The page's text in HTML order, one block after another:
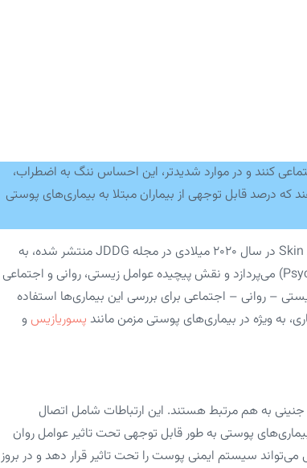
کنند و در موارد شدیدتر، این احساس ننگ به اضطراب،
درصد قابل‌ توجهی از بیماران مبتلا به بیماری‌های پوستی
مقاله‌ای با عنوان Skin And Psychosomatics – Psychodermatology Today در سال ۲۰۲۰ میلادی در مجله JDDG منتشر شده، به
بررسی ارتباط بین پوست و روان در زمینه روان‌ درماتولوژی (Psychodermatology) می‌پردازد و نقش پیچیده عوامل زیستی، روانی و اجتماعی
– روانی – اجتماعی برای بررسی این بیماری‌ها استفاده
به‌ ویژه در بیماری‌های پوستی مزمن مانند پسوریازیس و
به هم مرتبط هستند. این ارتباطات شامل اتصال
پوستی به‌ طور قابل‌ توجهی تحت تاثیر عوامل روان‌
سیستم ایمنی پوست را تحت تاثیر قرار دهد و در بروز